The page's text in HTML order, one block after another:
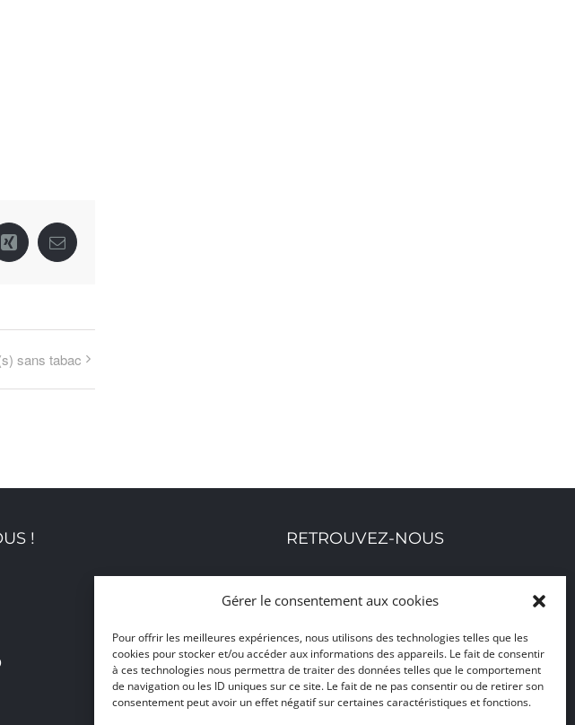
Gérer le consentement aux cookies
Pour offrir les meilleures expériences, nous utilisons des technologies telles que les
cookies pour stocker et/ou accéder aux informations des appareils. Le fait de consentir
à ces technologies nous permettra de traiter des données telles que le comportement
de navigation ou les ID uniques sur ce site. Le fait de ne pas consentir ou de retirer son
consentement peut avoir un effet négatif sur certaines caractéristiques et fonctions.
Xing Email
sans tabac
! RETROUVEZ-NOUS
d'ouverture
CLIQUEZ ICI